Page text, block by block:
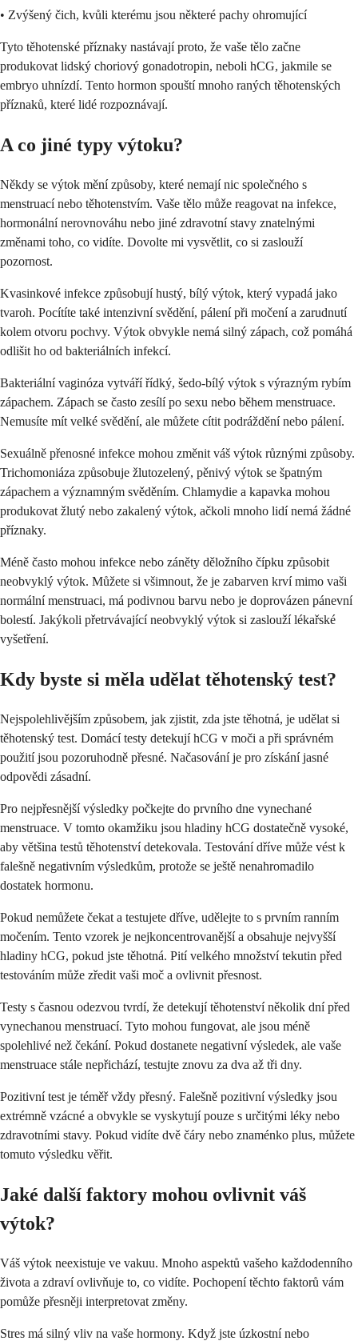
• Zvýšený čich, kvůli kterému jsou některé pachy ohromující
Tyto těhotenské příznaky nastávají proto, že vaše tělo začne
produkovat lidský choriový gonadotropin, neboli hCG, jakmile se
embryo uhnízdí. Tento hormon spouští mnoho raných těhotenských
příznaků, které lidé rozpoznávají.
A co jiné typy výtoku?
Někdy se výtok mění způsoby, které nemají nic společného s
menstruací nebo těhotenstvím. Vaše tělo může reagovat na infekce,
hormonální nerovnováhu nebo jiné zdravotní stavy znatelnými
změnami toho, co vidíte. Dovolte mi vysvětlit, co si zaslouží
pozornost.
Kvasinkové infekce způsobují hustý, bílý výtok, který vypadá jako
tvaroh. Pocítíte také intenzivní svědění, pálení při močení a zarudnutí
kolem otvoru pochvy. Výtok obvykle nemá silný zápach, což pomáhá
odlišit ho od bakteriálních infekcí.
Bakteriální vaginóza vytváří řídký, šedo-bílý výtok s výrazným rybím
zápachem. Zápach se často zesílí po sexu nebo během menstruace.
Nemusíte mít velké svědění, ale můžete cítit podráždění nebo pálení.
Sexuálně přenosné infekce mohou změnit váš výtok různými způsoby.
Trichomoniáza způsobuje žlutozelený, pěnivý výtok se špatným
zápachem a významným svěděním. Chlamydie a kapavka mohou
produkovat žlutý nebo zakalený výtok, ačkoli mnoho lidí nemá žádné
příznaky.
Méně často mohou infekce nebo záněty děložního čípku způsobit
neobvyklý výtok. Můžete si všimnout, že je zabarven krví mimo vaši
normální menstruaci, má podivnou barvu nebo je doprovázen pánevní
bolestí. Jakýkoli přetrvávající neobvyklý výtok si zaslouží lékařské
vyšetření.
Kdy byste si měla udělat těhotenský test?
Nejspolehlivějším způsobem, jak zjistit, zda jste těhotná, je udělat si
těhotenský test. Domácí testy detekují hCG v moči a při správném
použití jsou pozoruhodně přesné. Načasování je pro získání jasné
odpovědi zásadní.
Pro nejpřesnější výsledky počkejte do prvního dne vynechané
menstruace. V tomto okamžiku jsou hladiny hCG dostatečně vysoké,
aby většina testů těhotenství detekovala. Testování dříve může vést k
falešně negativním výsledkům, protože se ještě nenahromadilo
dostatek hormonu.
Pokud nemůžete čekat a testujete dříve, udělejte to s prvním ranním
močením. Tento vzorek je nejkoncentrovanější a obsahuje nejvyšší
hladiny hCG, pokud jste těhotná. Pití velkého množství tekutin před
testováním může zředit vaši moč a ovlivnit přesnost.
Testy s časnou odezvou tvrdí, že detekují těhotenství několik dní před
vynechanou menstruací. Tyto mohou fungovat, ale jsou méně
spolehlivé než čekání. Pokud dostanete negativní výsledek, ale vaše
menstruace stále nepřichází, testujte znovu za dva až tři dny.
Pozitivní test je téměř vždy přesný. Falešně pozitivní výsledky jsou
extrémně vzácné a obvykle se vyskytují pouze s určitými léky nebo
zdravotními stavy. Pokud vidíte dvě čáry nebo znaménko plus, můžete
tomuto výsledku věřit.
Jaké další faktory mohou ovlivnit váš
výtok?
Váš výtok neexistuje ve vakuu. Mnoho aspektů vašeho každodenního
života a zdraví ovlivňuje to, co vidíte. Pochopení těchto faktorů vám
pomůže přesněji interpretovat změny.
Stres má silný vliv na vaše hormony. Když jste úzkostní nebo